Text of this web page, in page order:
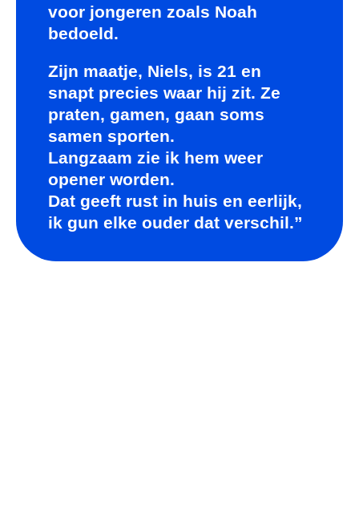
voor jongeren zoals Noah
bedoeld.
Zijn maatje, Niels, is 21 en
snapt precies waar hij zit. Ze
praten, gamen, gaan soms
samen sporten.
Langzaam zie ik hem weer
opener worden.
Dat geeft rust in huis en eerlijk,
ik gun elke ouder dat verschil.”